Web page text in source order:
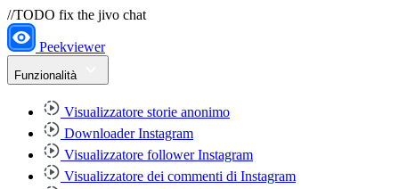
//TODO fix the jivo chat
Peekviewer
Funzionalità
Visualizzatore storie anonimo
Downloader Instagram
Visualizzatore follower Instagram
Visualizzatore dei commenti di Instagram